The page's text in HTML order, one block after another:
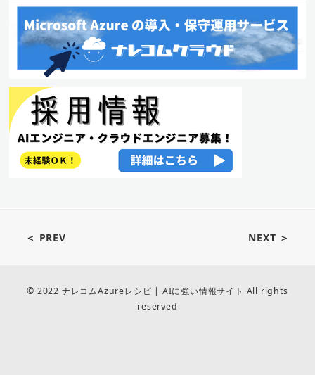
＜ PREV NEXT ＞
© 2022 ナレコムAzureレシピ | AIに強い情報サイト All rights
reserved